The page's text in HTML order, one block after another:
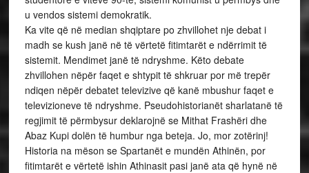
u vendos sistemi demokratik.
Ka vite që në median shqiptare po zhvillohet nje debat i
madh se kush janë në të vërtetë fitimtarët e ndërrimit të
sistemit. Mendimet janë të ndryshme. Këto debate
zhvillohen nëpër faqet e shtypit të shkruar por më trepër
ndiqen nëpër debatet televizive që kanë mbushur faqet e
televizioneve të ndryshme. Pseudohistorianët sharlatanë të
regjimit të përmbysur deklarojnë se Mithat Frashëri dhe
Abaz Kupi dolën të humbur nga beteja. Jo, mor zotërinj!
Historia na mëson se Spartanët e mundën Athinën, por
fitimtarët e vërtetë ishin Athinasit pasi janë ata që hynë në